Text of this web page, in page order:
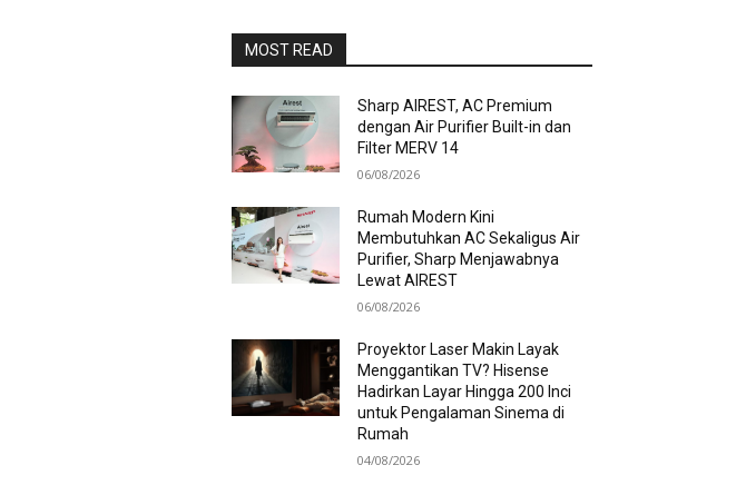
MOST READ
Sharp AIREST, AC Premium
dengan Air Purifier Built-in dan
Filter MERV 14
06/08/2026
Rumah Modern Kini
Membutuhkan AC Sekaligus Air
Purifier, Sharp Menjawabnya
Lewat AIREST
06/08/2026
Proyektor Laser Makin Layak
Menggantikan TV? Hisense
Hadirkan Layar Hingga 200 Inci
untuk Pengalaman Sinema di
Rumah
04/08/2026